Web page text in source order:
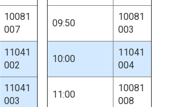
10081
007
11041
002
11041
003
09:50
10081
003
10:00
11041
004
11:00
10081
008